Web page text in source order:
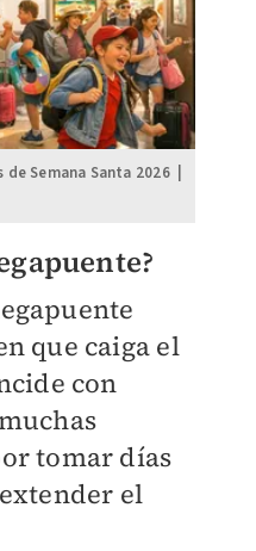
Semana Santa 2026 |
que caiga el
con
tomar días
el